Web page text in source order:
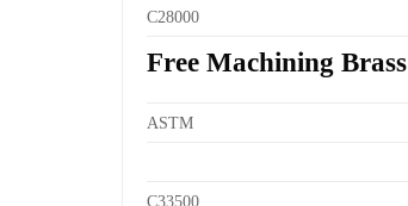
C28000
Free Machining Brass
ASTM
C33500